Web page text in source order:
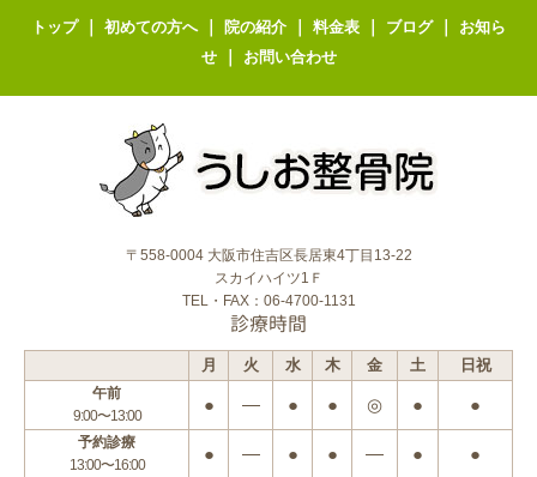
トップ｜ 初めての方へ｜ 院の紹介 ｜ 料金表 ｜ ブログ｜ お知ら
せ｜ お問い合わせ
〒558-0004 大阪市住吉区長居東4丁目13-22
スカイハイツ1Ｆ
TEL・FAX：06-4700-1131
診療時間
月 火 水 木 金 土 日祝
午前
9:00〜13:00
● ― ● ● ◎ ● ●
予約診療
13:00〜16:00
● ― ● ● ― ● ●